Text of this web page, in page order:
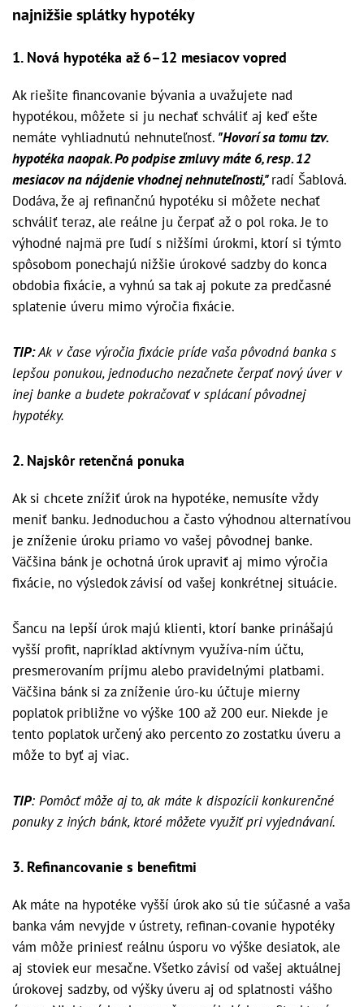
najnižšie splátky hypotéky
1. Nová hypotéka až 6–12 mesiacov vopred
Ak riešite financovanie bývania a uvažujete nad
hypotékou, môžete si ju nechať schváliť aj keď ešte
nemáte vyhliadnutú nehnuteľnosť. "Hovorí sa tomu tzv.
hypotéka naopak. Po podpise zmluvy máte 6, resp. 12
mesiacov na nájdenie vhodnej nehnuteľnosti,"radí Šablová.
Dodáva, že aj refinančnú hypotéku si môžete nechať
schváliť teraz, ale reálne ju čerpať až o pol roka. Je to
výhodné najmä pre ľudí s nižšími úrokmi, ktorí si týmto
spôsobom ponechajú nižšie úrokové sadzby do konca
obdobia fixácie, a vyhnú sa tak aj pokute za predčasné
splatenie úveru mimo výročia fixácie.
TIP:Ak v čase výročia fixácie príde vaša pôvodná banka s
lepšou ponukou, jednoducho nezačnete čerpať nový úver v
inej banke a budete pokračovať v splácaní pôvodnej
hypotéky.
2. Najskôr retenčná ponuka
Ak si chcete znížiť úrok na hypotéke, nemusíte vždy
meniť banku. Jednoduchou a často výhodnou alternatívou
je zníženie úroku priamo vo vašej pôvodnej banke.
Väčšina bánk je ochotná úrok upraviť aj mimo výročia
fixácie, no výsledok závisí od vašej konkrétnej situácie.
Šancu na lepší úrok majú klienti, ktorí banke prinášajú
vyšší profit, napríklad aktívnym využíva-ním účtu,
presmerovaním príjmu alebo pravidelnými platbami.
Väčšina bánk si za zníženie úro-ku účtuje mierny
poplatok približne vo výške 100 až 200 eur. Niekde je
tento poplatok určený ako percento zo zostatku úveru a
môže to byť aj viac.
TIP: Pomôcť môže aj to, ak máte k dispozícii konkurenčné
ponuky z iných bánk, ktoré môžete využiť pri vyjednávaní.
3. Refinancovanie s benefitmi
Ak máte na hypotéke vyšší úrok ako sú tie súčasné a vaša
banka vám nevyjde v ústrety, refinan-covanie hypotéky
vám môže priniesť reálnu úsporu vo výške desiatok, ale
aj stoviek eur mesačne. Všetko závisí od vašej aktuálnej
úrokovej sadzby, od výšky úveru aj od splatnosti vášho